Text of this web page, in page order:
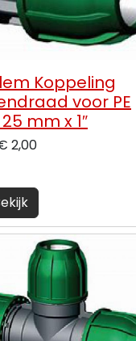
Koppeling
voor PE
mm x 1″
2,00